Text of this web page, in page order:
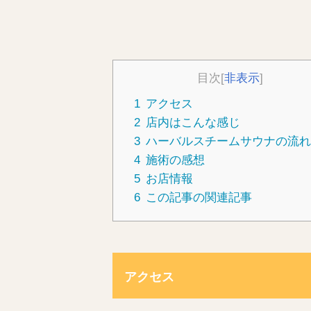
目次 [非表示]
1 アクセス
2 店内はこんな感じ
3 ハーバルスチームサウナの流れ
4 施術の感想
5 お店情報
6 この記事の関連記事
アクセス